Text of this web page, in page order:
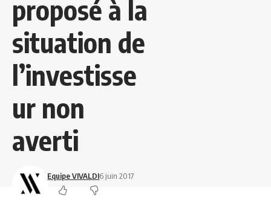
proposé à la
situation de
l’investisse
ur non
averti
Equipe VIVALDI6 juin 2017